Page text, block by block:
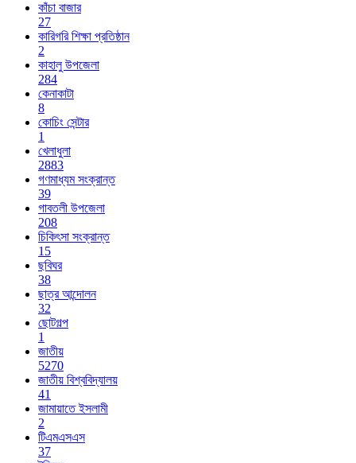
কাঁচা বাজার
27
কারিগরি শিক্ষা প্রতিষ্ঠান
2
কাহালু উপজেলা
284
কেনাকাটা
8
কোচিং সেন্টার
1
খেলাধুলা
2883
গণমাধ্যম সংক্রান্ত
39
গাবতলী উপজেলা
208
চিকিৎসা সংক্রান্ত
15
ছবিঘর
38
ছাত্র আন্দোলন
32
ছোটগল্প
1
জাতীয়
5270
জাতীয় বিশ্ববিদ্যালয়
41
জামায়াতে ইসলামী
2
টিএমএসএস
37